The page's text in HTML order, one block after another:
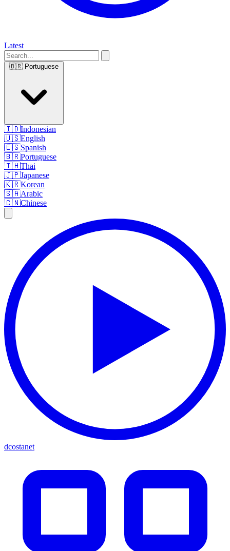
Latest
🇧🇷 Portuguese
🇮🇩Indonesian
🇺🇸English
🇪🇸Spanish
🇧🇷Portuguese
🇹🇭Thai
🇯🇵Japanese
🇰🇷Korean
🇸🇦Arabic
🇨🇳Chinese
dcostanet